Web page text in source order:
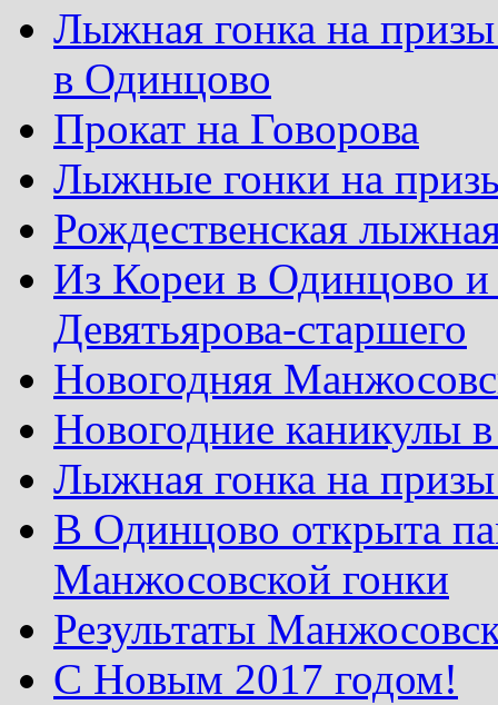
Лыжная гонка на
в Одинцово
Прокат на Говорова
Лыжные гонки на
Рождественская
Из Кореи в Одинцово
Девятьярова-старшего
Новогодняя
Новогодние каникулы
Лыжная гонка на
В Одинцово открыта
Манжосовской гонки
Результаты
С Новым 2017 годом!